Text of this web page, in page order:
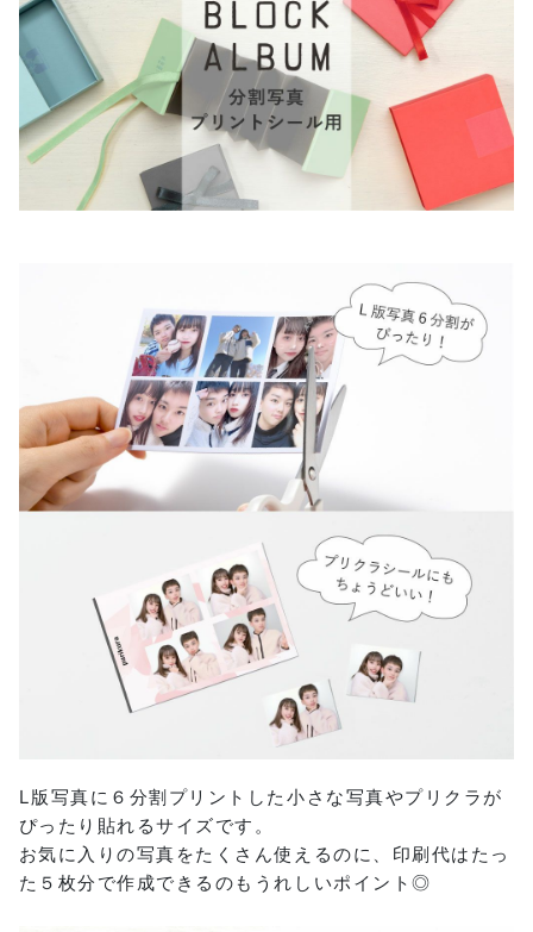
L版写真に６分割プリントした小さな写真やプリクラが
ぴったり貼れるサイズです。
お気に入りの写真をたくさん使えるのに、印刷代はたっ
た５枚分で作成できるのもうれしいポイント◎